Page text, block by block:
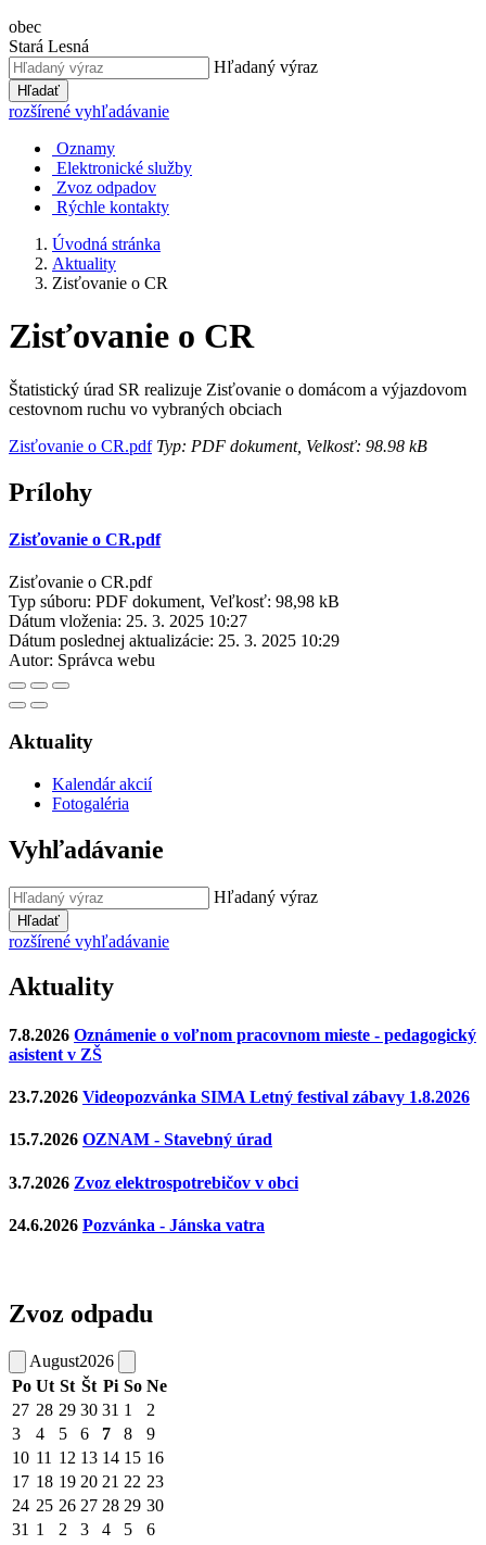
obec
Stará Lesná
Hľadaný výraz
Hľadať
rozšírené vyhľadávanie
Oznamy
Elektronické služby
Zvoz odpadov
Rýchle kontakty
Úvodná stránka
Aktuality
Zisťovanie o CR
Zisťovanie o CR
Štatistický úrad SR realizuje Zisťovanie o domácom a výjazdovom
cestovnom ruchu vo vybraných obciach
Zisťovanie o CR.pdfTyp: PDF dokument, Velkosť: 98.98 kB
Prílohy
Zisťovanie o CR.pdf
Zisťovanie o CR.pdf
Typ súboru: PDF dokument, Veľkosť: 98,98 kB
Dátum vloženia: 25. 3. 2025 10:27
Dátum poslednej aktualizácie: 25. 3. 2025 10:29
Autor: Správca webu
Aktuality
Kalendár akcií
Fotogaléria
Vyhľadávanie
Hľadaný výraz
Hľadať
rozšírené vyhľadávanie
Aktuality
7.8.2026 Oznámenie o voľnom pracovnom mieste - pedagogický
asistent v ZŠ
23.7.2026 Videopozvánka SIMA Letný festival zábavy 1.8.2026
15.7.2026 OZNAM - Stavebný úrad
3.7.2026 Zvoz elektrospotrebičov v obci
24.6.2026 Pozvánka - Jánska vatra
Zvoz odpadu
August2026
Po Ut St Št Pi So Ne
27 28 29 30 31 1
2
3
4 5 6 7 8
9
10 11 12 13 14 15 16
17 18 19 20 21 22 23
24 25 26 27 28 29 30
31 1 2 3 4 5
6